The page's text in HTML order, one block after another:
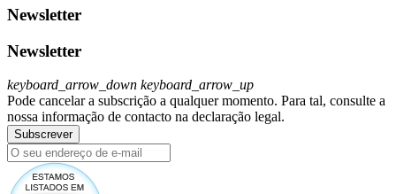
Newsletter
Newsletter
keyboard_arrow_down keyboard_arrow_up
Pode cancelar a subscrição a qualquer momento. Para tal, consulte a
nossa informação de contacto na declaração legal.